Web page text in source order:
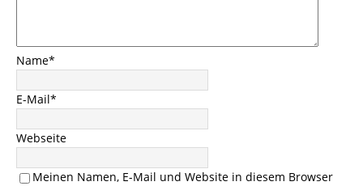
Name*
E-Mail*
Webseite
Meinen Namen, E-Mail und Website in diesem Browser